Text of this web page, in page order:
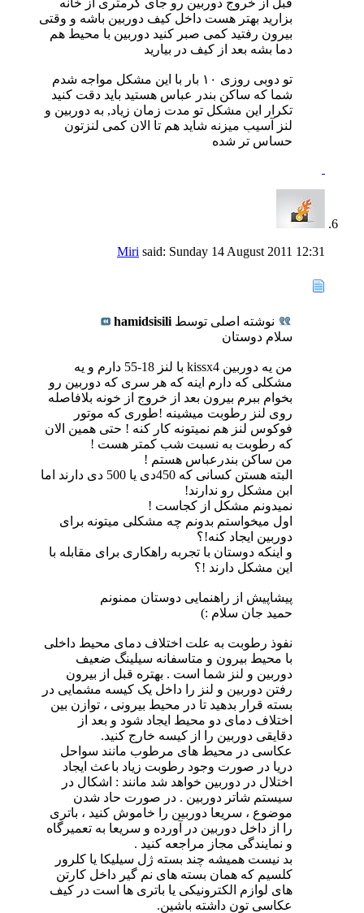
قبل از خروج دوربین رو جای گرمتری از خانه
بزارید بهتر هست داخل کیف دوربین باشه و وقتی
بیرون رفتید کمی صبر کنید دوربین با محیط هم
دما بشه بعد از کیف در بیارید
تو دوبی روزی ۱۰ بار با این مشکل مواجه شدم
شما که ساکن بندر عباس هستید باید دقت کنید
تکرار این مشکل تو مدت زمان زیاد, به دوربین و
لنز آسیب میزنه شاید هم تا الان کمی لنزتون
حساس تر شده
Miri said: Sunday 14 August 2011 12:31
نوشته اصلی توسط hamidsisili
سلام دوستان
من یه دوربین kissx4 با لنز 18-55 دارم و یه
مشکلی که دارم اینه که هر سری که دوربین رو
بخوام ببرم بیرون بعد از خروج از خونه بلافاصله
روی لنز رطوبت میشینه !طوری که موتور
فوکوس لنز هم نمیتونه کار کنه ! حتی همین الان
که رطوبت به نسبت شب کمتر هست !
من ساکن بندرعباس هستم !
البته هستن کسانی که 450دی یا 500 دی دارند اما
ابن مشکل رو ندارند!
نمیدونم مشکل از کجاست !
اول میخواستم بدونم چه مشکلی میتونه برای
دوربین ایجاد کنه!؟
و اینکه دوستان با تجربه راهکاری برای مقابله با
این مشکل دارند !؟
پیشاپیش از راهنمایی دوستان ممنونم
حمید جان سلام :)
نفوذ رطوبت به علت اختلاف دمای محیط داخلی
با محیط بیرون و متاسفانه سیلینگ ضعیف
دوربین و لنز شما است . بهتره قبل از بیرون
رفتن دوربین و لنز را داخل یک کیسه مشمایی در
بسته قرار بدهید تا در محیط بیرونی ، توازن بین
اختلاف دمای دو محیط ایجاد شود و بعد از
دقایقی دوربین را از کیسه خارج کنید.
عکاسی در محیط های مرطوب مانند سواحل
دریا در صورت وجود رطوبت زیاد باعث ایجاد
اختلال در دوربین خواهد شد مانند : اشکال در
سیستم شاتر دوربین . در صورت حاد شدن
موضوع ، سریعا دوربین را خاموش کنید ، باتری
را از داخل دوربین در آورده و سریعا به تعمیرگاه
و نمایندگی مجاز مراجعه کنید .
بد نیست همیشه چند بسته ژل سیلیکا یا کلرور
کلسیم که همان بسته های نم گیر داخل کارتن
های لوازم الکترونیکی یا باتری ها است در کیف
عکاسی تون داشته باشین.